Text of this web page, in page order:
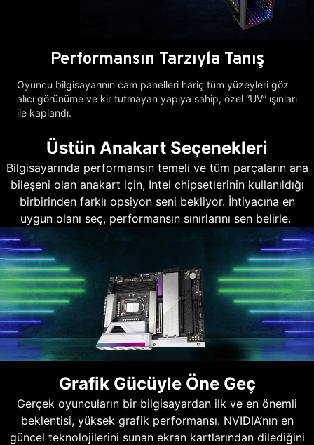
Performansın Tarzıyla Tanış
Oyuncu bilgisayarının cam panelleri hariç tüm yüzeyleri göz
alıcı görünüme ve kir tutmayan yapıya sahip, özel “UV” ışınları
ile kaplandı.
Üstün Anakart Seçenekleri
Bilgisayarında performansın temeli ve tüm parçaların ana
bileşeni olan anakart için, Intel chipsetlerinin kullanıldığı
birbirinden farklı opsiyon seni bekliyor. İhtiyacına en
uygun olanı seç, performansın sınırlarını sen belirle.
Grafik Gücüyle Öne Geç
Gerçek oyuncuların bir bilgisayardan ilk ve en önemli
beklentisi, yüksek grafik performansı. NVIDIA’nın en
güncel teknolojilerini sunan ekran kartlarından dilediğini